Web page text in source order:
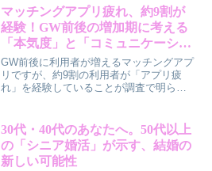
活で異性との出会いが少ないと感じる男
女が9割以上いることが明らかになりまし
た。この記事では、この調査結果から見
えてくる出会いの実態と、明日から実践
できる前向きなヒントをお伝えします。
マッチングアプリ疲れ、約9割が
経験！GW前後の増加期に考える
「本気度」と「コミュニケーショ
ン負担」
GW前後に利用者が増えるマッチングアプ
リですが、約9割の利用者が「アプリ疲
れ」を経験していることが調査で明らか
不安が大きな要因のようです。この疲れ
が婚活の進め方を見直すきっかけとなる
ことも多く、結婚相談所のようなサービ
スが注目されています。
30代・40代のあなたへ。50代以上
の「シニア婚活」が示す、結婚の
新しい可能性